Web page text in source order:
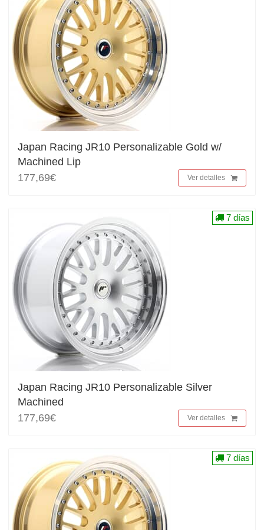
Japan Racing JR10 Personalizable Gold w/
Machined Lip
177,69€
Ver detalles
Japan Racing JR10 Personalizable Silver
Machined
177,69€
Ver detalles
7 días
7 días